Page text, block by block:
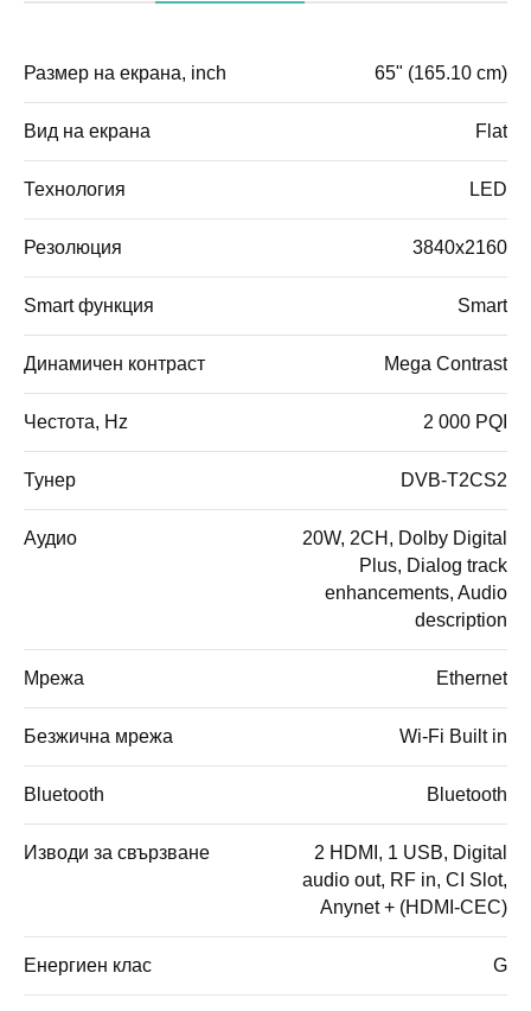
Размер на екрана, inch 65" (165.10 cm)
Вид на екрана Flat
Технология LED
Резолюция 3840x2160
Smart функция Smart
Динамичен контраст Mega Contrast
Честота, Hz 2 000 PQI
Тунер DVB-T2CS2
Аудио
20W, 2CH, Dolby Digital
Plus, Dialog track
enhancements, Audio
description
Мрежа Ethernet
Безжична мрежа Wi-Fi Built in
Bluetooth Bluetooth
Изводи за свързване
2 HDMI, 1 USB, Digital
audio out, RF in, CI Slot,
Anynet + (HDMI-CEC)
Енергиен клас G